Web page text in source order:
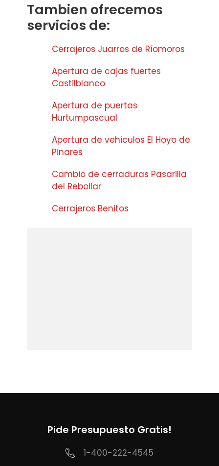
Tambien ofrecemos
servicios de:
Cerrajeros Juarros de Ríomoros
Apertura de cajas fuertes
Castilblanco
Apertura de puertas
Hurtumpascual
Apertura de vehiculos El Hoyo de
Pinares
Cambio de cerraduras Pasarilla
del Rebollar
Cerrajeros Benitos
Pide Presupuesto Gratis!
1-400-222-4545